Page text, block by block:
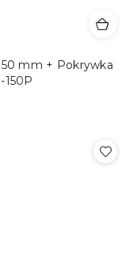
mm + Pokrywka